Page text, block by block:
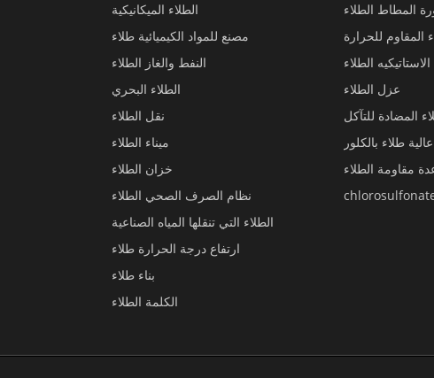
الطلاء الميكانيكية
مصنع للمواد الكيميائية طلاء
النفط والغاز الطلاء
الطلاء البحري
نقل الطلاء
ميناء الطلاء
خزان الطلاء
نظام الصرف الصحي الطلاء
الطلاء التي تنقلها المياه الصناعية
ارتفاع درجة الحرارة طلاء
بناء طلاء
الكلمة الطلاء
المطاط الطلاء
المقاوم للحرارة
الاستاتيكيه الطلاء
عزل الطلاء
المضادة للتآكل
عالية طلاء بالكلور
مقاومة الطلاء